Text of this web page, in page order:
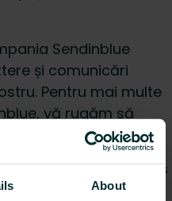
About
Sendinblue
și comunicări
Pentru mai multe
vă rugăm să
gdpr
compania Profacts
în rândul